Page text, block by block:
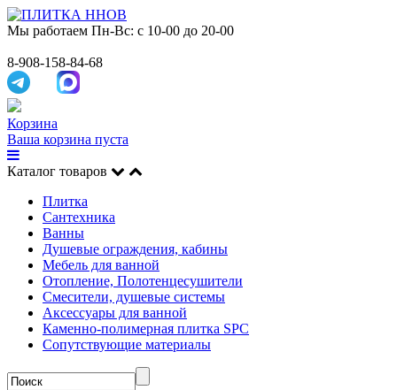
Мы работаем Пн-Вс: с 10-00 до 20-00
8-908-158-84-68
Корзина
Ваша корзина пуста
Каталог товаров
Плитка
Сантехника
Ванны
Душевые ограждения, кабины
Мебель для ванной
Отопление, Полотенцесушители
Смесители, душевые системы
Аксессуары для ванной
Каменно-полимерная плитка SPC
Сопутствующие материалы